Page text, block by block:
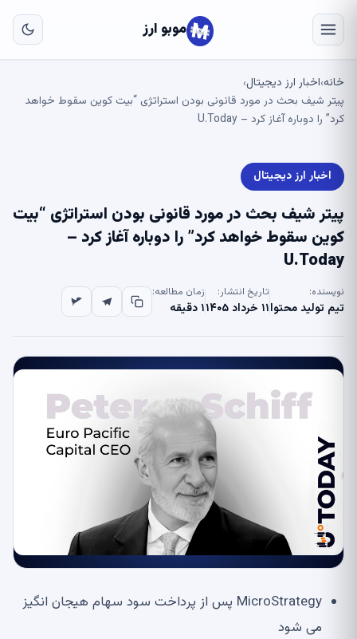
موبو ارز
خانه›اخبار ارز دیجیتال›
پیتر شیف بحث در مورد قانونی بودن استراتژی “بیت کوین سقوط خواهد
کرد” را دوباره آغاز کرد – U.Today
اخبار ارز دیجیتال
پیتر شیف بحث در مورد قانونی بودن استراتژی “بیت
کوین سقوط خواهد کرد” را دوباره آغاز کرد –
U.Today
نویسنده:
تیم تولید محتوا
تاریخ انتشار:
۱۱ خرداد ۱۴۰۵
زمان مطالعه:
۱ دقیقه
MicroStrategy پس از پرداخت سود سهام هیجان انگیز
می شود